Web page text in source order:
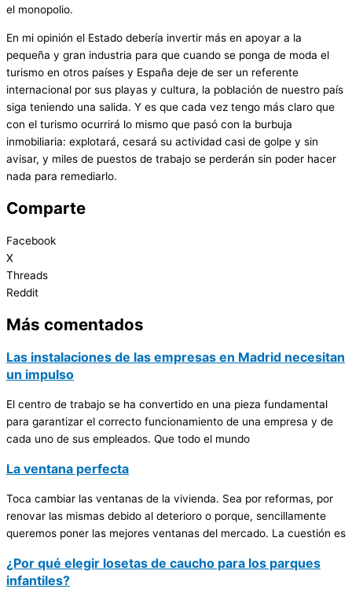
el monopolio.
En mi opinión el Estado debería invertir más en apoyar a la
pequeña y gran industria para que cuando se ponga de moda el
turismo en otros países y España deje de ser un referente
internacional por sus playas y cultura, la población de nuestro país
siga teniendo una salida. Y es que cada vez tengo más claro que
con el turismo ocurrirá lo mismo que pasó con la burbuja
inmobiliaria: explotará, cesará su actividad casi de golpe y sin
avisar, y miles de puestos de trabajo se perderán sin poder hacer
nada para remediarlo.
Comparte
Facebook
X
Threads
Reddit
Más comentados
Las instalaciones de las empresas en Madrid necesitan
un impulso
El centro de trabajo se ha convertido en una pieza fundamental
para garantizar el correcto funcionamiento de una empresa y de
cada uno de sus empleados. Que todo el mundo
La ventana perfecta
Toca cambiar las ventanas de la vivienda. Sea por reformas, por
renovar las mismas debido al deterioro o porque, sencillamente
queremos poner las mejores ventanas del mercado. La cuestión es
¿Por qué elegir losetas de caucho para los parques
infantiles?